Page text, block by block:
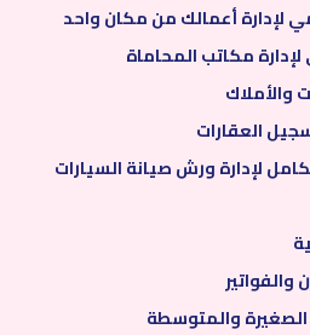
مكاتب المحاماة
والأملاك
العقارات
لإدارة ورش صيانة السيارات
والفواتير
والمتوسطة